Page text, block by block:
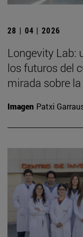
28 | 04 | 2026
Longevity Lab:
los futuros del
mirada sobre la
Imagen Patxi